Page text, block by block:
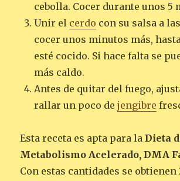
cebolla. Cocer durante unos 5
Unir el cerdo con su salsa a
cocer unos minutos más,
esté cocido. Si hace falta se
más caldo.
Antes de quitar del fuego,
rallar un poco dejengibre
Esta receta es apta para laDieta
Metabolismo Acelerado, DMA
Con estas cantidades se